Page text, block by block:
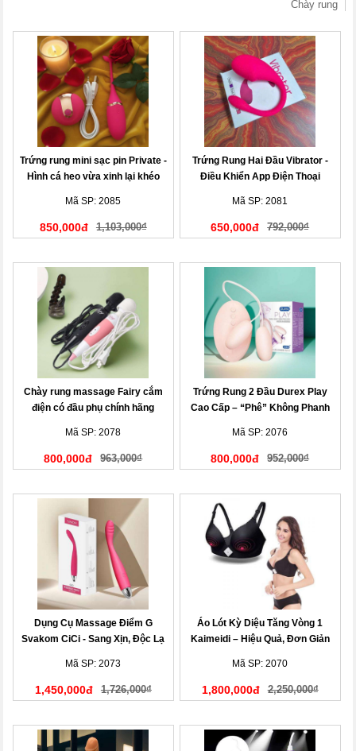
Chày rung
Trứng rung mini sạc pin Private -
Hình cá heo vừa xinh lại khéo
Mã SP: 2085
850,000đ 1,103,000₫
Trứng Rung Hai Đầu Vibrator -
Điều Khiển App Điện Thoại
Mã SP: 2081
650,000đ 792,000₫
Chày rung massage Fairy cắm
điện có đầu phụ chính hãng
Mã SP: 2078
800,000đ 963,000₫
Trứng Rung 2 Đầu Durex Play
Cao Cấp – “Phê” Không Phanh
Mã SP: 2076
800,000đ 952,000₫
Dụng Cụ Massage Điểm G
Svakom CiCi - Sang Xịn, Độc Lạ
Mã SP: 2073
1,450,000đ 1,726,000₫
Áo Lót Kỳ Diệu Tăng Vòng 1
Kaimeidi – Hiệu Quả, Đơn Giản
Mã SP: 2070
1,800,000đ 2,250,000₫